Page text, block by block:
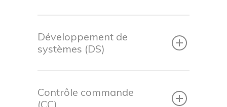
Développement de
systèmes (DS)
Contrôle commande
(CC)